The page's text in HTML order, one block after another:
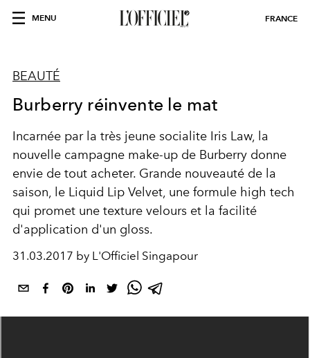
MENU FRANCE
BEAUTÉ
Burberry réinvente le mat
Incarnée par la très jeune socialite Iris Law, la
nouvelle campagne make-up de Burberry donne
envie de tout acheter. Grande nouveauté de la
saison, le Liquid Lip Velvet, une formule high tech
qui promet une texture velours et la facilité
d'application d'un gloss.
31.03.2017 by L'Officiel Singapour